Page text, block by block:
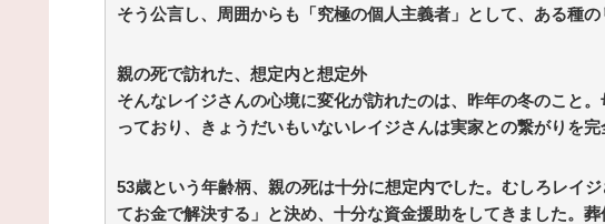
そう公言し、周囲からも「究極の個人主義者」として、ある種の
親の死で訪れた、想定内と想定外
そんなレイジさんの心境に変化が訪れたのは、昨年の冬のこと
っており、きょうだいもいないレイジさんは実家との繋がりを完
53歳という年齢柄、親の死は十分に想定内でした。むしろレイ
てお金で解決する」と決め、十分な資金援助をしてきました。